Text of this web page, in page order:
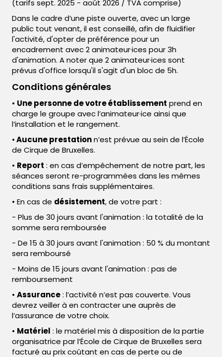
(tarifs sept. 2025 - août 2026 / TVA comprise)
Dans le cadre d’une piste ouverte, avec un large
public tout venant, il est conseillé, afin de fluidifier
l'activité, d'opter de préférence pour un
encadrement avec 2 animateur·ices pour 3h
d'animation. A noter que 2 animateur·ices sont
prévus d'office lorsqu'il s'agit d'un bloc de 5h.
Conditions générales
• Une personne de votre établissement prend en
charge le groupe avec l’animateur·ice ainsi que
l’installation et le rangement.
•Aucune prestationn’est prévue au sein de l’École
de Cirque de Bruxelles.
• Report : en cas d’empêchement de notre part, les
séances seront re-programmées dans les mêmes
conditions sans frais supplémentaires.
• En cas de désistement, de votre part :
- Plus de 30 jours avant l'animation : la totalité de la
somme sera remboursée
- De 15 à 30 jours avant l'animation : 50 % du montant
sera remboursé
- Moins de 15 jours avant l'animation : pas de
remboursement
• Assurance: l’activité n’est pas couverte. Vous
devrez veiller à en contracter une auprès de
l’assurance de votre choix.
• Matériel : le matériel mis à disposition de la partie
organisatrice par l’École de Cirque de Bruxelles sera
facturé au prix coûtant en cas de perte ou de